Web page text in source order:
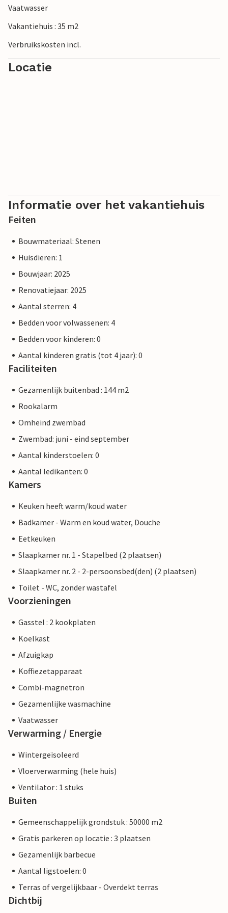
verleden van de regio.
Vaatwasser
Vakantiehuis : 35 m2
Verbruikskosten incl.
Locatie
Informatie over het vakantiehuis
Feiten
Bouwmateriaal: Stenen
Huisdieren: 1
Bouwjaar: 2025
Renovatiejaar: 2025
Aantal sterren: 4
Bedden voor volwassenen: 4
Bedden voor kinderen: 0
Aantal kinderen gratis (tot 4 jaar): 0
Faciliteiten
Gezamenlijk buitenbad : 144 m2
Rookalarm
Omheind zwembad
Zwembad: juni - eind september
Aantal kinderstoelen: 0
Aantal ledikanten: 0
Kamers
Keuken heeft warm/koud water
Badkamer - Warm en koud water, Douche
Eetkeuken
Slaapkamer nr. 1 - Stapelbed (2 plaatsen)
Slaapkamer nr. 2 - 2-persoonsbed(den) (2 plaatsen)
Toilet - WC, zonder wastafel
Voorzieningen
Gasstel : 2 kookplaten
Koelkast
Afzuigkap
Koffiezetapparaat
Combi-magnetron
Gezamenlijke wasmachine
Vaatwasser
Verwarming / Energie
Wintergeïsoleerd
Vloerverwarming (hele huis)
Ventilator : 1 stuks
Buiten
Gemeenschappelijk grondstuk : 50000 m2
Gratis parkeren op locatie : 3 plaatsen
Gezamenlijk barbecue
Aantal ligstoelen: 0
Terras of vergelijkbaar - Overdekt terras
Dichtbij